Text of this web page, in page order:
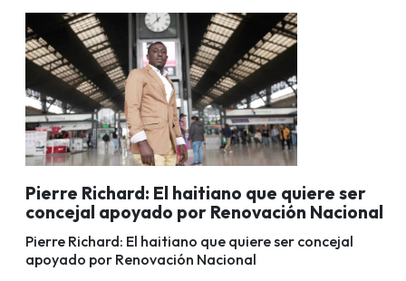
Pierre Richard: El haitiano que quiere ser
concejal apoyado por Renovación Nacional
Pierre Richard: El haitiano que quiere ser concejal
apoyado por Renovación Nacional